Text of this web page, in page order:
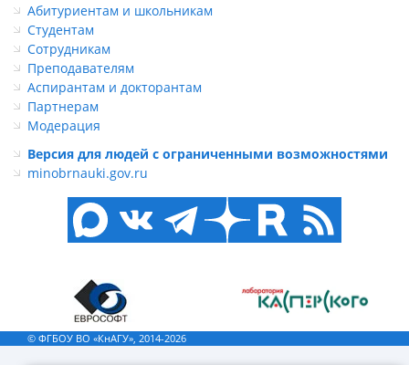
Абитуриентам и школьникам
Студентам
Сотрудникам
Преподавателям
Аспирантам и докторантам
Партнерам
Модерация
Версия для людей с ограниченными возможностями
minobrnauki.gov.ru
© ФГБОУ ВО «КнАГУ», 2014-2026